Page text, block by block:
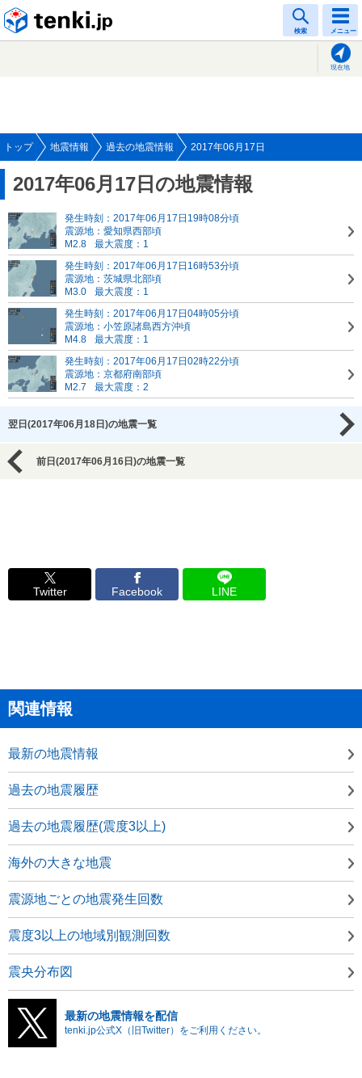
検索 メニュー
現在地
トップ 地震情報 過去の地震情報 2017年06月17日
2017年06月17日の地震情報
発生時刻：2017年06月17日19時08分頃
震源地：愛知県西部頃
M2.8
最大震度：1
発生時刻：2017年06月17日16時53分頃
震源地：茨城県北部頃
M3.0
最大震度：1
発生時刻：2017年06月17日04時05分頃
震源地：小笠原諸島西方沖頃
M4.8
最大震度：1
発生時刻：2017年06月17日02時22分頃
震源地：京都府南部頃
M2.7
最大震度：2
翌日(2017年06月18日)の地震一覧
前日(2017年06月16日)の地震一覧
Twitter Facebook LINE
関連情報
最新の地震情報
過去の地震履歴
過去の地震履歴(震度3以上)
海外の大きな地震
震源地ごとの地震発生回数
震度3以上の地域別観測回数
震央分布図
最新の地震情報を配信
tenki.jp公式X（旧Twitter）をご利用ください。